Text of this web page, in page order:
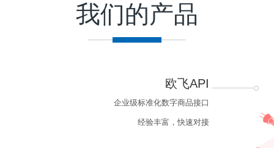
我们的产品
欧飞API
企业级标准化数字商品接口
经验丰富，快速对接